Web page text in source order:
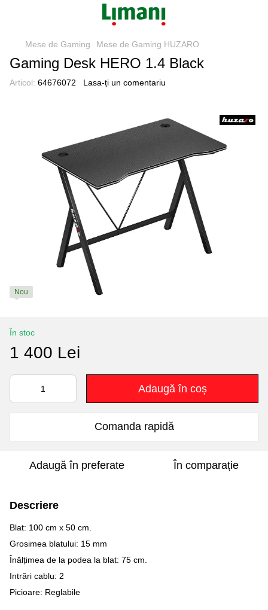
Mese de Gaming Mese de Gaming HUZARO
Gaming Desk HERO 1.4 Black
Articol: 64676072 Lasa-ți un comentariu
Nou
În stoc
1 400 Lei
Adaugă în coș
Comanda rapidă
Adaugă în preferate În comparație
Descriere
Blat: 100 cm x 50 cm.
Grosimea blatului: 15 mm
Înălțimea de la podea la blat: 75 cm.
Intrări cablu: 2
Picioare: Reglabile